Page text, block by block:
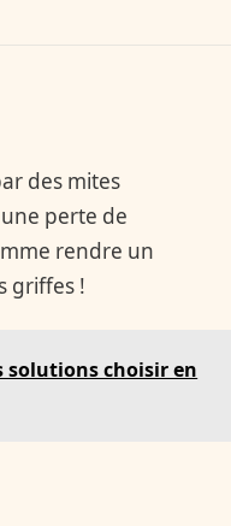
des mites
perte de
rendre un
griffes !
solutions choisir en